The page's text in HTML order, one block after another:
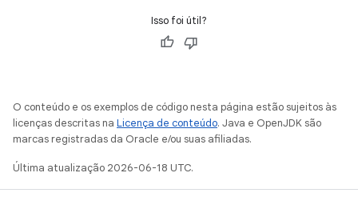
Isso foi útil?
O conteúdo e os exemplos de código nesta página estão sujeitos às
licenças descritas na Licença de conteúdo. Java e OpenJDK são
marcas registradas da Oracle e/ou suas afiliadas.
Última atualização 2026-06-18 UTC.